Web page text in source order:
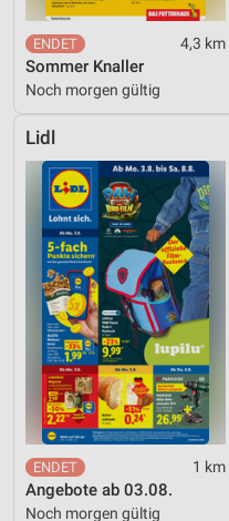
4,3 km
Sommer Knaller
Noch morgen gültig
Lidl
1 km
Angebote ab 03.08.
Noch morgen gültig